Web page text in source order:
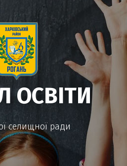
ОСВІТИ
селищної ради